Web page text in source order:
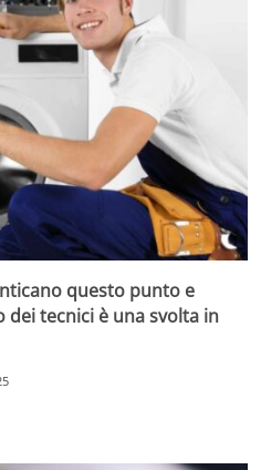
questo punto e
tecnici è una svolta in